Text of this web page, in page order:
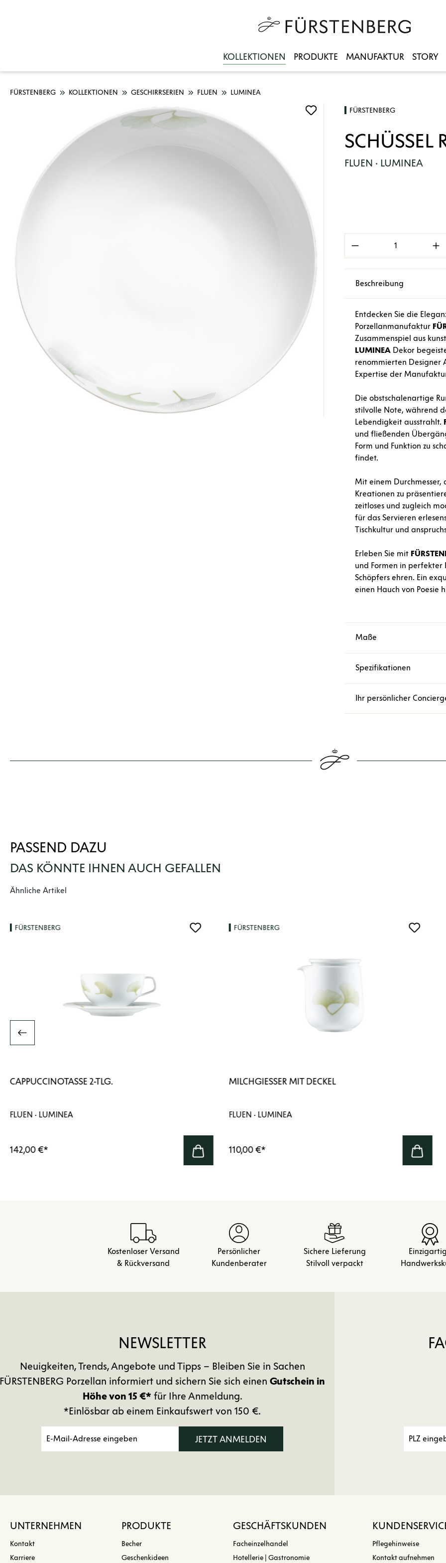
KOLLEKTIONEN PRODUKTE MANUFAKTUR STORY
FÜRSTENBERG KOLLEKTIONEN GESCHIRRSERIEN FLUEN LUMINEA
FÜRSTENBERG
SCHÜSSEL
FLUEN · LUMINEA
Produkt Anzahl:
Beschreibung
Entdecken Sie die
Porzellanmanufaktur
Zusammenspiel aus
LUMINEA Dekor
renommierten Designer
Expertise der
Die obstschalenartige
stilvolle Note, während
Lebendigkeit ausstrahlt.
und fließenden
Form und Funktion zu
findet.
Mit einem
Kreationen zu
zeitloses und zugleich
für das Servieren
Tischkultur und
Erleben Sie mit
und Formen in perfekter
Schöpfers ehren. Ein
einen Hauch von Poesie
Maße
Spezifikationen
Ihr persönlicher
PASSEND DAZU
DAS KÖNNTE IHNEN AUCH GEFALLEN
Produktgalerie überspringen
Ähnliche Artikel
FÜRSTENBERG
CAPPUCCINOTASSE 2-TLG.
FLUEN · LUMINEA
142,00 €*
FÜRSTENBERG
MILCHGIESSER MIT DECKEL
FLUEN · LUMINEA
110,00 €*
Kostenloser Versand
& Rückversand
Persönlicher
Kundenberater
Sichere Lieferung
Stilvoll verpackt
NEWSLETTER
Neuigkeiten, Trends, Angebote und Tipps – Bleiben Sie in Sachen
FÜRSTENBERG Porzellan informiert und sichern Sie sich einen Gutschein in
Höhe von 15 €* für Ihre Anmeldung.
*Einlösbar ab einem Einkaufswert von 150 €.
JETZT ANMELDEN
UNTERNEHMEN
Kontakt
Karriere
PRODUKTE
Becher
Geschenkideen
GESCHÄFTSKUNDEN
Facheinzelhandel
Hotellerie | Gastronomie
Pflegehinweise
Kontakt aufnehmen